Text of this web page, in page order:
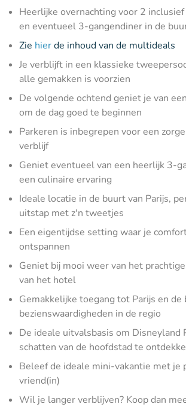
Heerlijke overnachting voor 2
en eventueel 3-gangendiner in de
Zie hierde inhoud van de multideals
Je verblijft in een klassieke
alle gemakken is voorzien
De volgende ochtend geniet je van
om de dag goed te beginnen
Parkeren is inbegrepen voor een
verblijf
Geniet eventueel van een heerlijk 3-
een culinaire ervaring
Ideale locatie in de buurt van Parijs,
uitstap met z'n tweetjes
Een eigentijdse setting waar je
ontspannen
Geniet bij mooi weer van het
van het hotel
Gemakkelijke toegang tot Parijs en de
bezienswaardigheden in de regio
De ideale uitvalsbasis om Disneyland
schatten van de hoofdstad te
Beleef de ideale mini-vakantie met je
vriend(in)
Wil je langer verblijven? Koop dan